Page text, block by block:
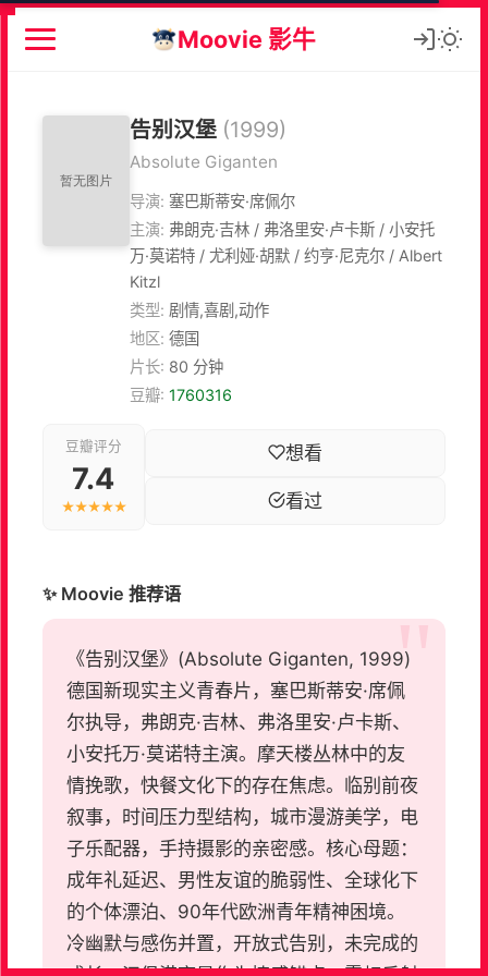
Moovie 影牛
告别汉堡 (1999)
Absolute Giganten
导演: 塞巴斯蒂安·席佩尔
主演: 弗朗克·吉林 / 弗洛里安·卢卡斯 / 小安托
万·莫诺特 / 尤利娅·胡默 / 约亨·尼克尔 / Albert
Kitzl
类型: 剧情,喜剧,动作
地区: 德国
片长: 80 分钟
豆瓣: 1760316
豆瓣评分
7.4
★★★★★
想看
看过
✨ Moovie 推荐语
《告别汉堡》(Absolute Giganten, 1999)
德国新现实主义青春片，塞巴斯蒂安·席佩
尔执导，弗朗克·吉林、弗洛里安·卢卡斯、
小安托万·莫诺特主演。摩天楼丛林中的友
情挽歌，快餐文化下的存在焦虑。临别前夜
叙事，时间压力型结构，城市漫游美学，电
子乐配器，手持摄影的亲密感。核心母题：
成年礼延迟、男性友谊的脆弱性、全球化下
的个体漂泊、90年代欧洲青年精神困境。
冷幽默与感伤并置，开放式告别，未完成的